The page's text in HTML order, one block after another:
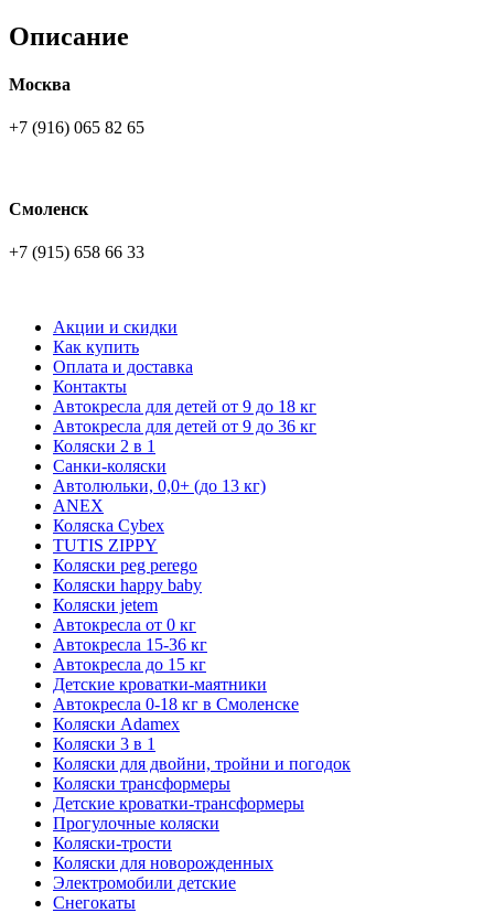
Описание
Москва
+7 (916) 065 82 65
Смоленск
+7 (915) 658 66 33
Акции и скидки
Как купить
Оплата и доставка
Контакты
Автокресла для детей от 9 до 18 кг
Автокресла для детей от 9 до 36 кг
Коляски 2 в 1
Санки-коляски
Автолюльки, 0,0+ (до 13 кг)
ANEX
Коляска Cybex
TUTIS ZIPPY
Коляски peg perego
Коляски happy baby
Коляски jetem
Автокресла от 0 кг
Автокресла 15-36 кг
Автокресла до 15 кг
Детские кроватки-маятники
Автокресла 0-18 кг в Смоленске
Коляски Adamex
Коляски 3 в 1
Коляски для двойни, тройни и погодок
Коляски трансформеры
Детские кроватки-трансформеры
Прогулочные коляски
Коляски-трости
Коляски для новорожденных
Электромобили детские
Снегокаты